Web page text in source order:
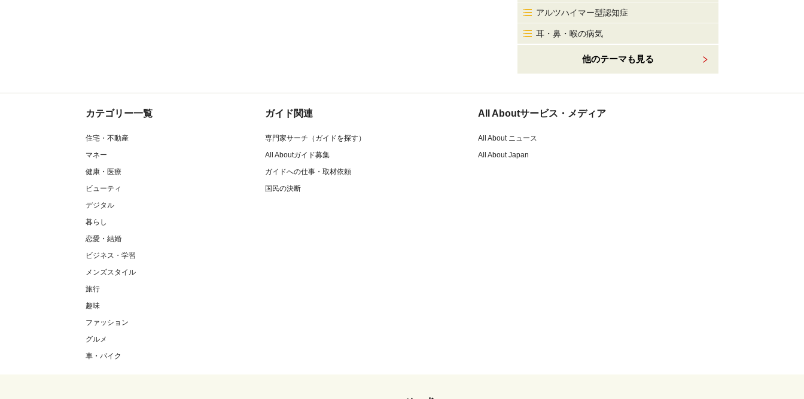
アルツハイマー型認知症
耳・鼻・喉の病気
他のテーマも見る
カテゴリー一覧
住宅・不動産
マネー
健康・医療
ビューティ
デジタル
暮らし
恋愛・結婚
ビジネス・学習
メンズスタイル
旅行
趣味
ファッション
グルメ
車・バイク
ガイド関連
専門家サーチ（ガイドを探す）
All Aboutガイド募集
ガイドへの仕事・取材依頼
国民の決断
All Aboutサービス・メディア
All About ニュース
All About Japan